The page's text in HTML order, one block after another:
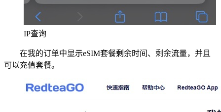
IP查询
在我的订单中显示eSIM套餐剩余时间、剩余流量，并且
可以充值套餐。